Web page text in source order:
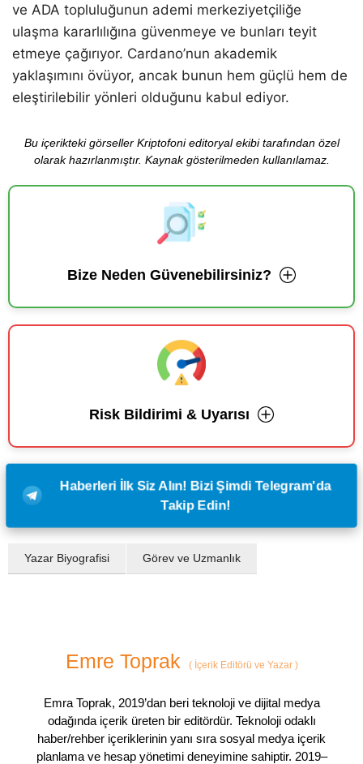
ve ADA topluluğunun ademi merkeziyetçiliğe
ulaşma kararlılığına güvenmeye ve bunları teyit
etmeye çağırıyor. Cardano’nun akademik
yaklaşımını övüyor, ancak bunun hem güçlü hem de
eleştirilebilir yönleri olduğunu kabul ediyor.
Bu içerikteki görseller Kriptofoni editoryal ekibi tarafından özel
olarak hazırlanmıştır. Kaynak gösterilmeden kullanılamaz.
Bize Neden Güvenebilirsiniz?
Risk Bildirimi & Uyarısı
Haberleri İlk Siz Alın! Bizi Şimdi Telegram'da
Takip Edin!
Yazar Biyografisi Görev ve Uzmanlık
Emre Toprak (İçerik Editörü ve Yazar )
Emra Toprak, 2019’dan beri teknoloji ve dijital medya
odağında içerik üreten bir editördür. Teknoloji odaklı
haber/rehber içeriklerinin yanı sıra sosyal medya içerik
planlama ve hesap yönetimi deneyimine sahiptir. 2019–